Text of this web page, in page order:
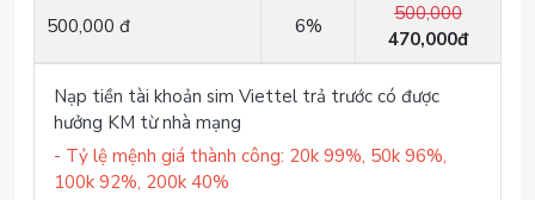
500,000 đ 6%
500,000
470,000đ
Nạp tiền tài khoản sim Viettel trả trước có được
hưởng KM từ nhà mạng
- Tỷ lệ mệnh giá thành công: 20k 99%, 50k 96%,
100k 92%, 200k 40%